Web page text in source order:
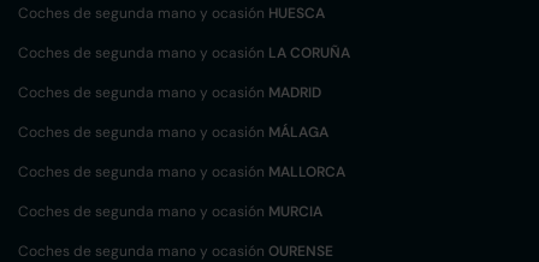
Coches de segunda mano y ocasión HUESCA
Coches de segunda mano y ocasión LA CORUÑA
Coches de segunda mano y ocasión MADRID
Coches de segunda mano y ocasión MÁLAGA
Coches de segunda mano y ocasión MALLORCA
Coches de segunda mano y ocasión MURCIA
Coches de segunda mano y ocasión OURENSE